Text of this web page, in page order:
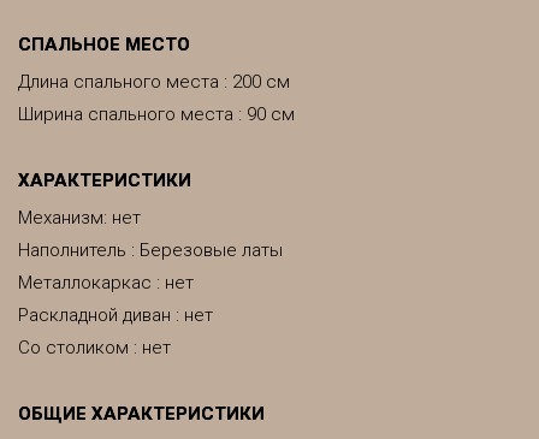
CПАЛЬНОЕ МЕСТО
Длина спального места : 200 см
Ширина спального места : 90 см
ХАРАКТЕРИСТИКИ
Механизм: нет
Наполнитель : Березовые латы
Металлокаркас : нет
Раскладной диван : нет
Со столиком : нет
ОБЩИЕ ХАРАКТЕРИСТИКИ